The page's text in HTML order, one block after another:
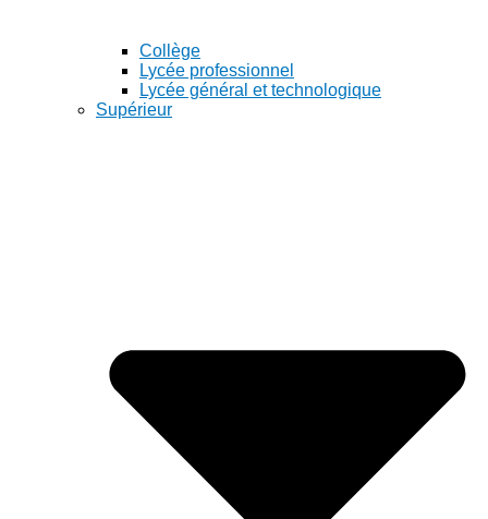
Collège
Lycée professionnel
Lycée général et technologique
Supérieur